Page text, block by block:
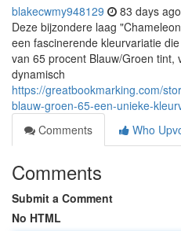
blakecwmy948129 83 days ago
Deze bijzondere laag
een fascinerende kleurvariatie
van 65 procent Blauw/Groen
dynamisch
https://greatbookmarking.com/
blauw-groen-65-een-unieke-
Comments
Who
Comments
Submit a Comment
No HTML